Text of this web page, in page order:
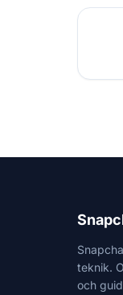
teknik.
och